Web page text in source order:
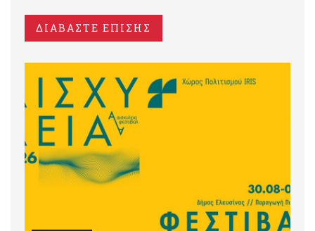
ΔΙΑΒΑΣΤΕ ΕΠΙΣΗΣ